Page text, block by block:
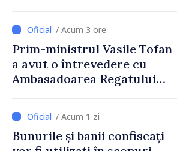
2027
/ Acum 3 ore
Prim-ministrul Vasile Tofan
a avut o întrevedere cu
Ambasadoarea Regatului
Irlandei de Nord, Fern
Horine / Acum 1 zi
Bunurile și banii confiscați